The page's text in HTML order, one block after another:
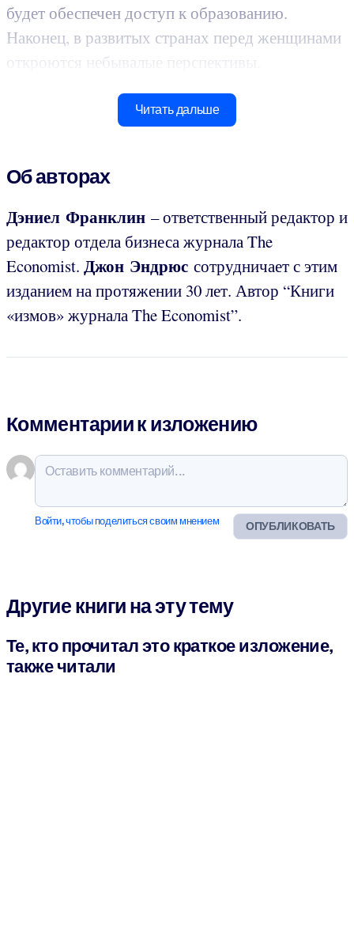
будет обеспечен доступ к образованию.
Наконец, в развитых странах перед женщинами
откроются небывалые перспективы.
Читать дальше
Об авторах
Дэниел Франклин – ответственный редактор и
редактор отдела бизнеса журнала The
Economist. Джон Эндрюс сотрудничает с этим
изданием на протяжении 30 лет. Автор “Книги
«измов» журнала The Economist”.
Комментарии к изложению
ОПУБЛИКОВАТЬ
Войти, чтобы поделиться своим мнением
Другие книги на эту тему
Те, кто прочитал это краткое изложение,
также читали